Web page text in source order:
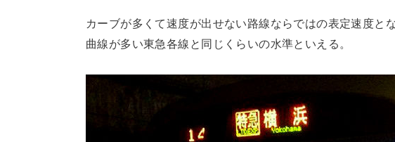
カーブが多くて速度が出せない路線ならではの表定速度と
曲線が多い東急各線と同じくらいの水準といえる。